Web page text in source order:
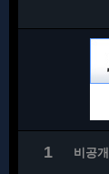
1 비공개